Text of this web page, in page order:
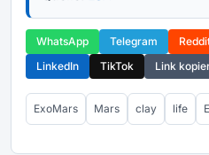
WhatsApp Telegram
LinkedIn
TikTok Link
ExoMars Mars clay life